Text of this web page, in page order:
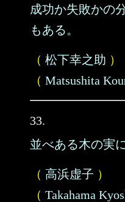
成功か失敗かの
もある。
（ 松下幸之助 ）
（ Matsushita
33.
並べある木の実
（ 高浜虚子 ）
（ Takahama